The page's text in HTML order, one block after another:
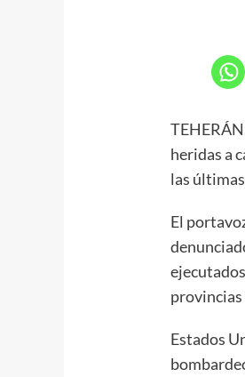
heridas a
las
El
provincias
Estados